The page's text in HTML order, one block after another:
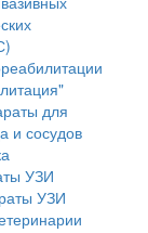
для
и сосудов
УЗИ
УЗИ